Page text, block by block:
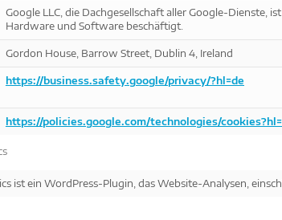
Google LLC, die Dachgesellschaft aller Google-Dienste,
Hardware und Software beschäftigt.
Gordon House, Barrow Street, Dublin 4, Ireland
https://business.safety.google/privacy/?hl=de
https://policies.google.com/technologies/
ist ein WordPress-Plugin, das Website-Analysen,